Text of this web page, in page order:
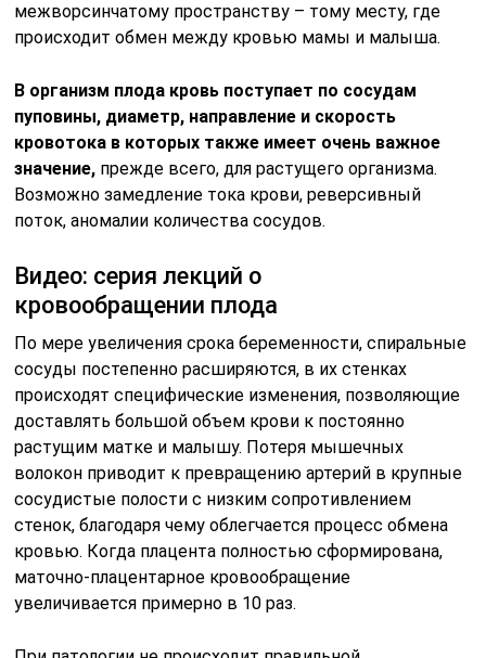
межворсинчатому пространству – тому месту, где
происходит обмен между кровью мамы и малыша.
В организм плода кровь поступает по сосудам
пуповины, диаметр, направление и скорость
кровотока в которых также имеет очень важное
значение, прежде всего, для растущего организма.
Возможно замедление тока крови, реверсивный
поток, аномалии количества сосудов.
Видео: серия лекций о
кровообращении плода
По мере увеличения срока беременности, спиральные
сосуды постепенно расширяются, в их стенках
происходят специфические изменения, позволяющие
доставлять большой объем крови к постоянно
растущим матке и малышу. Потеря мышечных
волокон приводит к превращению артерий в крупные
сосудистые полости с низким сопротивлением
стенок, благодаря чему облегчается процесс обмена
кровью. Когда плацента полностью сформирована,
маточно-плацентарное кровообращение
увеличивается примерно в 10 раз.